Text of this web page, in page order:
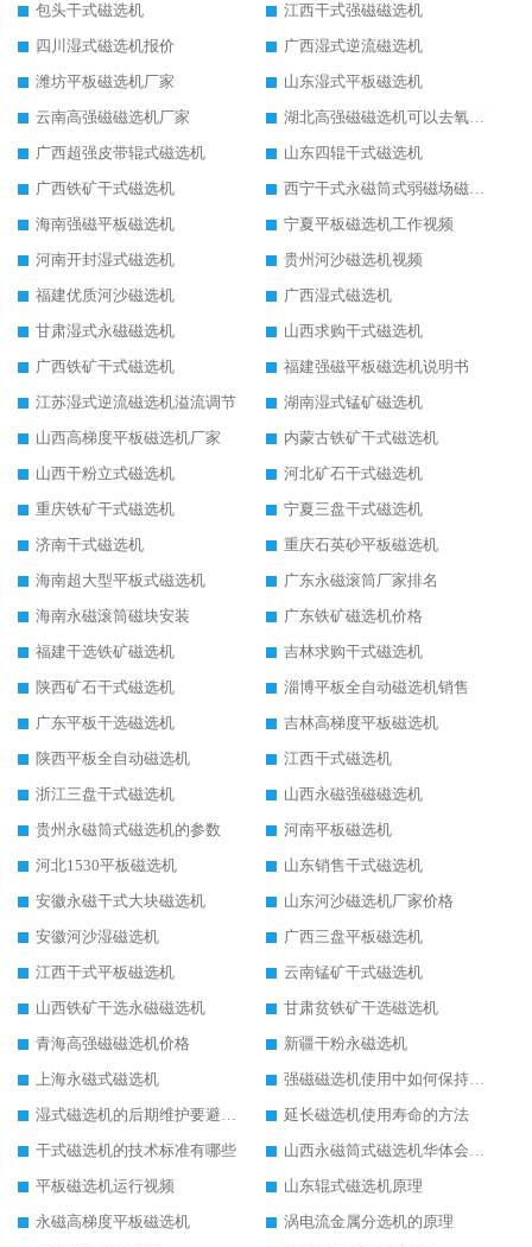
包头干式磁选机
江西干式强磁磁选机
四川湿式磁选机报价
广西湿式逆流磁选机
潍坊平板磁选机厂家
山东湿式平板磁选机
云南高强磁磁选机厂家
湖北高强磁磁选机可以去氧化铝
广西超强皮带辊式磁选机
山东四辊干式磁选机
广西铁矿干式磁选机
西宁干式永磁筒式弱磁场磁选机结构图
海南强磁平板磁选机
宁夏平板磁选机工作视频
河南开封湿式磁选机
贵州河沙磁选机视频
福建优质河沙磁选机
广西湿式磁选机
甘肃湿式永磁磁选机
山西求购干式磁选机
广西铁矿干式磁选机
福建强磁平板磁选机说明书
江苏湿式逆流磁选机溢流调节
湖南湿式锰矿磁选机
山西高梯度平板磁选机厂家
内蒙古铁矿干式磁选机
山西干粉立式磁选机
河北矿石干式磁选机
重庆铁矿干式磁选机
宁夏三盘干式磁选机
济南干式磁选机
重庆石英砂平板磁选机
海南超大型平板式磁选机
广东永磁滚筒厂家排名
海南永磁滚筒磁块安装
广东铁矿磁选机价格
福建干选铁矿磁选机
吉林求购干式磁选机
陕西矿石干式磁选机
淄博平板全自动磁选机销售
广东平板干选磁选机
吉林高梯度平板磁选机
陕西平板全自动磁选机
江西干式磁选机
浙江三盘干式磁选机
山西永磁强磁磁选机
贵州永磁筒式磁选机的参数
河南平板磁选机
河北1530平板磁选机
山东销售干式磁选机
安徽永磁干式大块磁选机
山东河沙磁选机厂家价格
安徽河沙湿磁选机
广西三盘平板磁选机
江西干式平板磁选机
云南锰矿干式磁选机
山西铁矿干选永磁磁选机
甘肃贫铁矿干选磁选机
青海高强磁磁选机价格
新疆干粉永磁选机
上海永磁式磁选机
强磁磁选机使用中如何保持其顺畅运行
湿式磁选机的后期维护要避开哪些坑
延长磁选机使用寿命的方法
干式磁选机的技术标准有哪些
山西永磁筒式磁选机华体会手机网页版-华体会(中国)
平板磁选机运行视频
山东辊式磁选机原理
永磁高梯度平板磁选机
涡电流金属分选机的原理